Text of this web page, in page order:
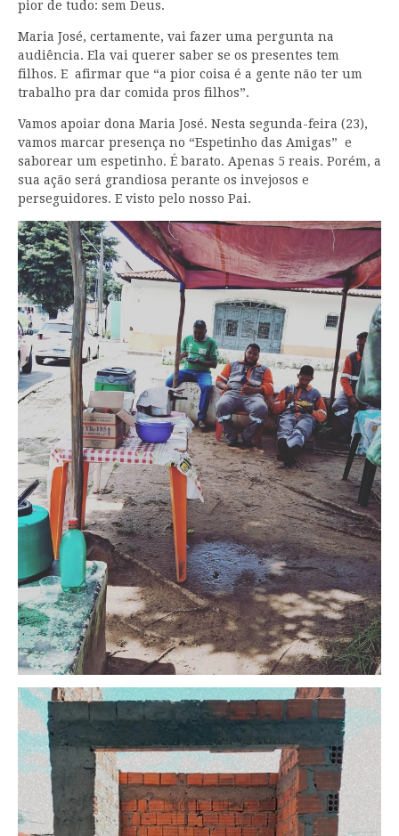
pior de tudo: sem Deus.
Maria José, certamente, vai fazer uma pergunta na
audiência. Ela vai querer saber se os presentes tem
filhos. E afirmar que “a pior coisa é a gente não ter um
trabalho pra dar comida pros filhos”.
Vamos apoiar dona Maria José. Nesta segunda-feira (23),
vamos marcar presença no “Espetinho das Amigas” e
saborear um espetinho. É barato. Apenas 5 reais. Porém, a
sua ação será grandiosa perante os invejosos e
perseguidores. E visto pelo nosso Pai.